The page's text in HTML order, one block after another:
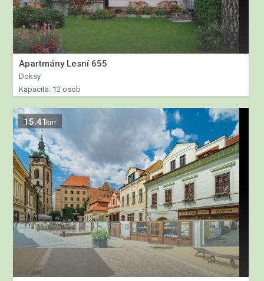
Apartmány Lesní 655
Doksy
Kapacita: 12 osob
15.41km